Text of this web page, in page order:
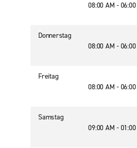
08:00 AM -
Donnerstag
08:00 AM -
Freitag
08:00 AM -
Samstag
09:00 AM -